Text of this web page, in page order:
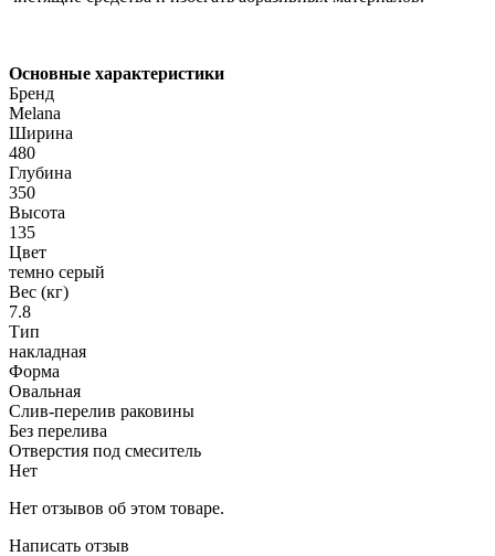
Основные характеристики
Бренд
Melana
Ширина
480
Глубина
350
Высота
135
Цвет
темно серый
Вес (кг)
7.8
Тип
накладная
Форма
Овальная
Слив-перелив раковины
Без перелива
Отверстия под смеситель
Нет
Нет отзывов об этом товаре.
Написать отзыв